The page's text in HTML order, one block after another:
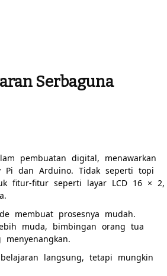
Serbaguna
pembuatan digital, menawarkan
Pi dan Arduino. Tidak seperti topi
fitur-fitur seperti layar LCD 16 × 2,
membuat prosesnya mudah.
muda, bimbingan orang tua
langsung, tetapi mungkin